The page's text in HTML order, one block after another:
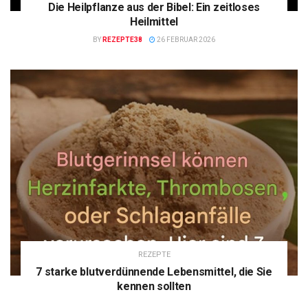
Die Heilpflanze aus der Bibel: Ein zeitloses
Heilmittel
BY REZEPTE38 26 FEBRUAR 2026
REZEPTE
7 starke blutverdünnende Lebensmittel, die Sie
kennen sollten